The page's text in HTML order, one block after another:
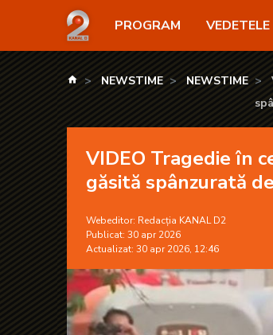
VIDEO Tragedie în centrul
PROGRAM VEDETELE
kanald.ro
NEWSTIME NEWSTIME
VIDEO Tragedie în
găsită spânzurată
Webeditor: Redacția KANAL D2
Publicat: 30 apr 2026
Actualizat: 30 apr 2026, 12:46